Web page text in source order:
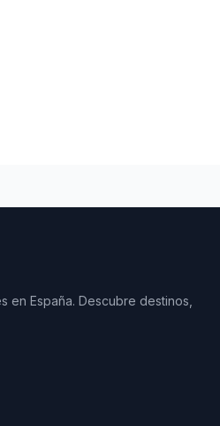
en España. Descubre destinos,